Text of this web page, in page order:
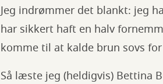
Jeg indrømmer det blankt: jeg
har sikkert haft en halv
komme til at kalde brun sovs
Så læste jeg (heldigvis) Bettina